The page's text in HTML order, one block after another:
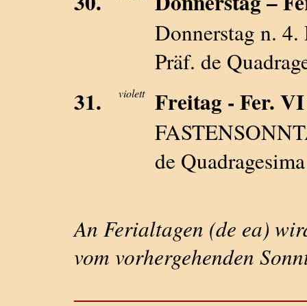
Donnerstag n.
Präf. de
31. violett Freitag - Fer.
de
An Ferialtagen (de ea)
vom vorhergehenden